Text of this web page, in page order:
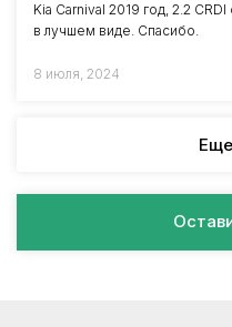
Kia Carnival 2019 год, 2.2
в лучшем виде. Спасибо.
8 июля, 2024